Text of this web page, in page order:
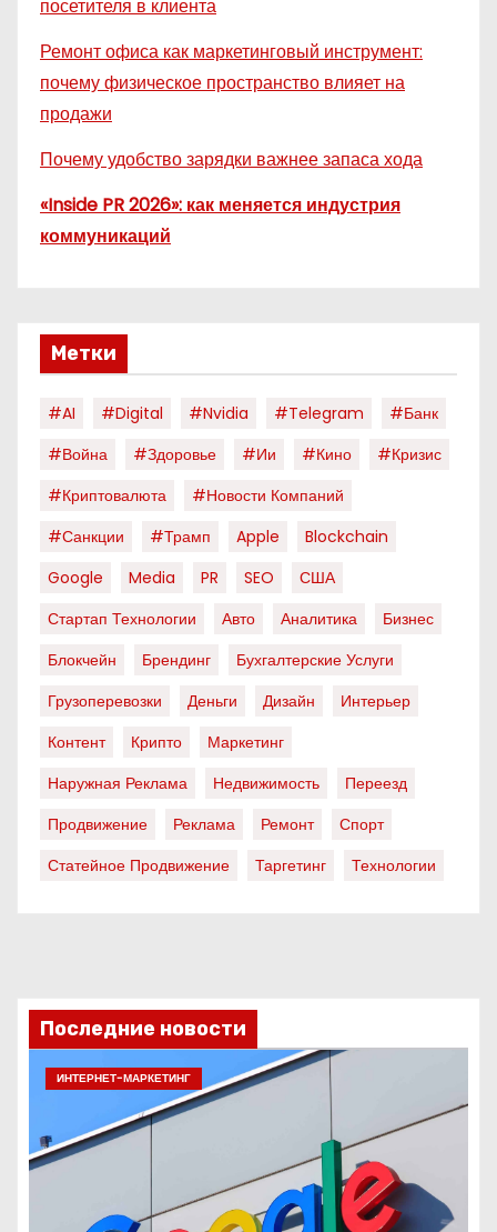
посетителя в клиента
Ремонт офиса как маркетинговый инструмент:
почему физическое пространство влияет на
продажи
Почему удобство зарядки важнее запаса хода
«Inside PR 2026»: как меняется индустрия
коммуникаций
Метки
#AI #digital #nvidia #telegram
#банк
#война
#здоровье #ии #кино
#кризис
#криптовалюта
#новости Компаний
#санкции
#трамп Apple
Blockchain
Google
Media PR SEO
США
Стартап Технологии
Авто Аналитика
Бизнес
Блокчейн
Брендинг
Бухгалтерские Услуги
Грузоперевозки
Деньги Дизайн
Интерьер
Контент
Крипто
Маркетинг
Наружная Реклама
Недвижимость
Переезд
Продвижение
Реклама Ремонт
Спорт
Статейное Продвижение
Таргетинг Технологии
Последние новости
ИНТЕРНЕТ-МАРКЕТИНГ